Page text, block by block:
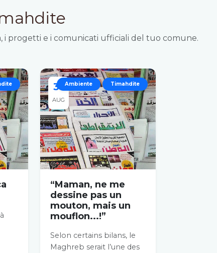
i progetti e i comunicati ufficiali del tuo comune.
31
AUG
Ambiente Timahdite
“Maman, ne me
dessine pas un
mouton, mais un
mouflon...!”
Selon certains bilans, le
Maghreb serait l’une des